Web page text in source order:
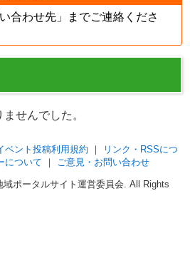
合わせ先」までご連絡くださ
せんでした。
ベント投稿利用規約
リンク・RSSにつ
について ご意見・お問い合わせ
域ポータルサイト運営委員会. All Rights